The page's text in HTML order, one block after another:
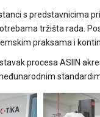
s predstavnicima
tržišta rada.
praksama i
procesa ASIIN